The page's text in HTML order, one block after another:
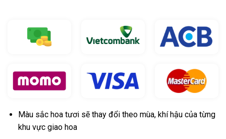
Màu sắc hoa tươi sẽ thay đổi theo mùa, khí hậu của từng
khu vực giao hoa